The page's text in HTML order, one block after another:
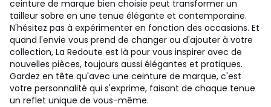
ceinture de marque bien choisie peut transformer un
tailleur sobre en une tenue élégante et contemporaine.
N'hésitez pas à expérimenter en fonction des occasions. Et
quand l'envie vous prend de changer ou d'ajouter à votre
collection, La Redoute est là pour vous inspirer avec de
nouvelles pièces, toujours aussi élégantes et pratiques.
Gardez en tête qu'avec une ceinture de marque, c'est
votre personnalité qui s'exprime, faisant de chaque tenue
un reflet unique de vous-même.